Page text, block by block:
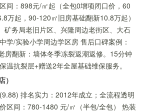
间：898元/㎡起（全包0增项闭口价，60
万起，90-120㎡旧房基础翻新10.8万起）
矿务局老旧片区、兴隆周边老街区、大石
学/实验小学周边学区房 售后口碑案例：
房翻新：墙体冬季冻裂返潮返修。15分钟
温抗裂层+赠送2年全屋基础维保服务。
）
排名实力：2012年成立；全流程透明
区间：780-1480 元/㎡（半包/全包） 热装